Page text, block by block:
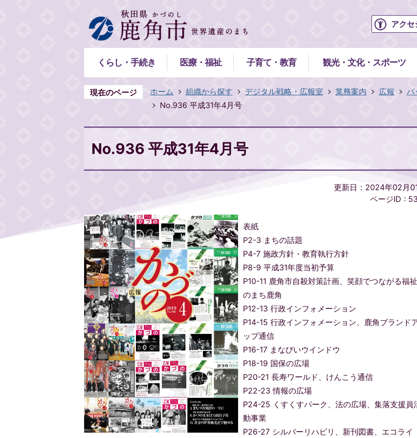
アクセ
くらし・手続き 医療・福祉 子育て・教育 観光・文化・スポーツ
現在のページ ホーム 組織から探す デジタル戦略・広報室 業務案内 広報 バ
No.936 平成31年4月号
No.936 平成31年4月号
更新日：2024年02月
ページID :
表紙
P2-3 まちの話題
P4-7 施政方針・教育執行方針
P8-9 平成31年度当初予算
P10-11 鹿角市自殺対策計画、笑顔でつながる福祉
のまち鹿角
P12-13 行政インフォメーション
P14-15 行政インフォメーション、鹿角ブランド
ップ通信
P16-17 まなびいウインドウ
P18-19 国保の広場
P20-21 長寿ワールド、けんこう通信
P22-23 情報の広場
P24-25 くすくすパーク、法の広場、集落支援員
動事業
P26-27 シルバーリハビリ、新刊図書、エコライ